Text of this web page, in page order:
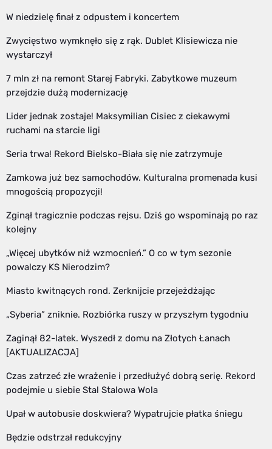
W niedzielę finał z odpustem i koncertem
Zwycięstwo wymknęło się z rąk. Dublet Klisiewicza nie
wystarczył
7 mln zł na remont Starej Fabryki. Zabytkowe muzeum
przejdzie dużą modernizację
Lider jednak zostaje! Maksymilian Cisiec z ciekawymi
ruchami na starcie ligi
Seria trwa! Rekord Bielsko-Biała się nie zatrzymuje
Zamkowa już bez samochodów. Kulturalna promenada kusi
mnogością propozycji!
Zginął tragicznie podczas rejsu. Dziś go wspominają po raz
kolejny
„Więcej ubytków niż wzmocnień.” O co w tym sezonie
powalczy KS Nierodzim?
Miasto kwitnących rond. Zerknijcie przejeżdżając
„Syberia” zniknie. Rozbiórka ruszy w przyszłym tygodniu
Zaginął 82-latek. Wyszedł z domu na Złotych Łanach
[AKTUALIZACJA]
Czas zatrzeć złe wrażenie i przedłużyć dobrą serię. Rekord
podejmie u siebie Stal Stalowa Wola
Upał w autobusie doskwiera? Wypatrujcie płatka śniegu
Będzie odstrzał redukcyjny